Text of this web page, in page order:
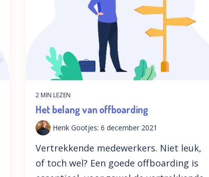
2 MIN LEZEN
Het belang van offboarding
Henk Gootjes:6 december 2021
Vertrekkende medewerkers. Niet leuk,
of toch wel? Een goede offboarding is